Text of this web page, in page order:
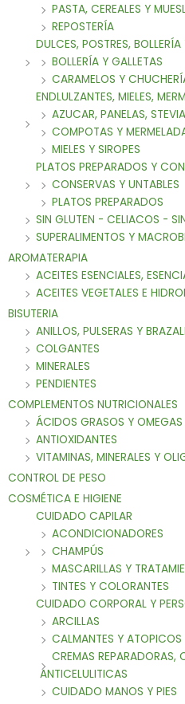
PASTA, CEREALES Y
REPOSTERÍA
DULCES, POSTRES,
BOLLERÍA Y GALLETAS
CARAMELOS Y
ENDLULZANTES, MIELES,
AZUCAR, PANELAS,
COMPOTAS Y
MIELES Y SIROPES
PLATOS PREPARADOS Y
CONSERVAS Y UNTABLES
PLATOS PREPARADOS
SIN GLUTEN - CELIACOS -
SUPERALIMENTOS Y
AROMATERAPIA
ACEITES ESENCIALES,
ACEITES VEGETALES E
BISUTERIA
ANILLOS, PULSERAS Y
COLGANTES
MINERALES
PENDIENTES
COMPLEMENTOS NUTRICIONALES
ÁCIDOS GRASOS Y OMEGAS
ANTIOXIDANTES
VITAMINAS, MINERALES Y
CONTROL DE PESO
COSMÉTICA E HIGIENE
CUIDADO CAPILAR
ACONDICIONADORES
CHAMPÚS
MASCARILLAS Y
TINTES Y COLORANTES
CUIDADO CORPORAL Y
ARCILLAS
CALMANTES Y ATOPICOS
CREMAS REPARADORAS,
ANTICELULITICAS
CUIDADO MANOS Y PIES